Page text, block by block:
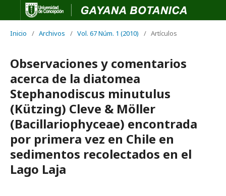
Inicio / Archivos / Vol. 67 Núm. 1 (2010) / Artículos
Observaciones y comentarios
acerca de la diatomea
Stephanodiscus minutulus
(Kützing) Cleve & Möller
(Bacillariophyceae) encontrada
por primera vez en Chile en
sedimentos recolectados en el
Lago Laja